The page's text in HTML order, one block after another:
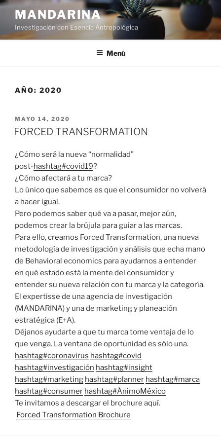
Ir
contenido
MANDARINA
Investigación con Esencia Antropológica
Menú
AÑO: 2020
PUBLICADO
EN
MAYO 14, 2020
FORCED TRANSFORMATION
¿Cómo será la nueva “normalidad”
post-hashtag#covid19?
¿Cómo afectará a tu marca?
Lo único que sabemos es que el consumidor no volverá
a hacer igual.
Pero podemos saber qué va a pasar, mejor aún,
podemos crear la brújula para guiar a las marcas.
Para ello, creamos Forced Transformation, una nueva
metodología de investigación y análisis que echa mano
de Behavioral economics para ayudarnos a entender
en qué estado está la mente del consumidor y
entender su nueva relación con tu marca y la categoría.
El expertisse de una agencia de investigación
(MANDARINA) y una de marketing y planeación
estratégica (E+A).
Déjanos ayudarte a que tu marca tome ventaja de lo
que venga. La ventana de oportunidad es sólo una.
hashtag#coronavirus hashtag#covid
hashtag#investigación hashtag#insight
hashtag#marketing hashtag#planner hashtag#marca
hashtag#consumer hashtag#ÁnimoMéxico
Te invitamos a descargar el brochure aquí.
Forced Transformation Brochure